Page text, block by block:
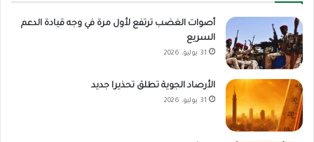
أصوات الغضب ترتفع لأول مرة في وجه قيادة الدعم
السريع
31 يوليو، 2026
الأرصاد الجوية تطلق تحذيرا جديد
31 يوليو، 2026